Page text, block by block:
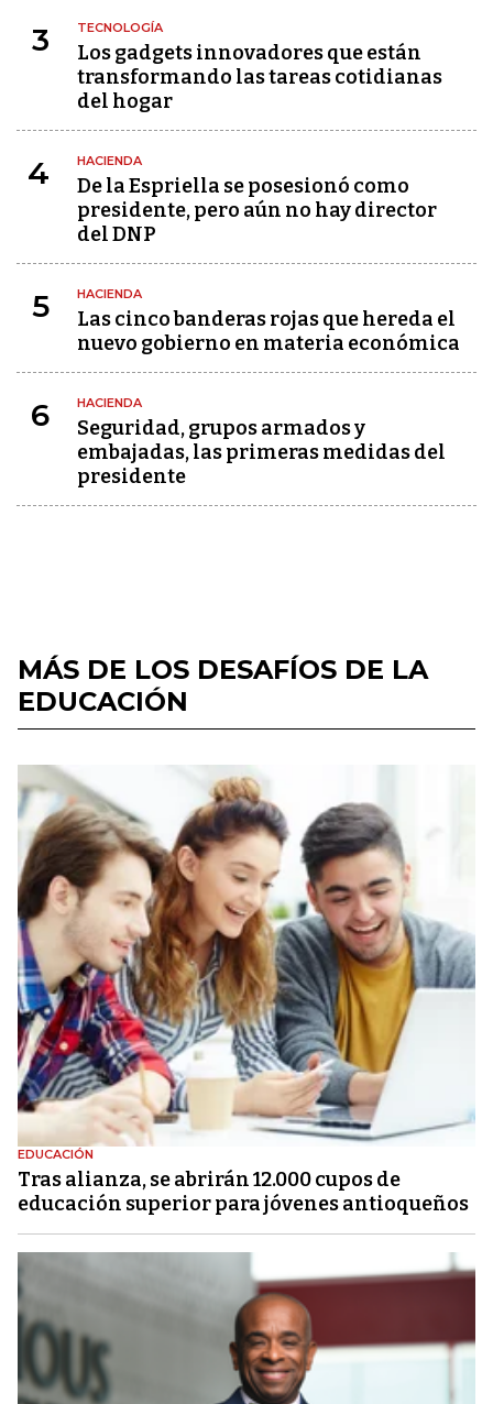
3 TECNOLOGÍA
Los gadgets innovadores que están
transformando las tareas cotidianas
del hogar
4 HACIENDA
De la Espriella se posesionó como
presidente, pero aún no hay director
del DNP
5 HACIENDA
Las cinco banderas rojas que hereda el
nuevo gobierno en materia económica
6 HACIENDA
Seguridad, grupos armados y
embajadas, las primeras medidas del
presidente
MÁS DE LOS DESAFÍOS DE LA
EDUCACIÓN
EDUCACIÓN
Tras alianza, se abrirán 12.000 cupos de
educación superior para jóvenes antioqueños